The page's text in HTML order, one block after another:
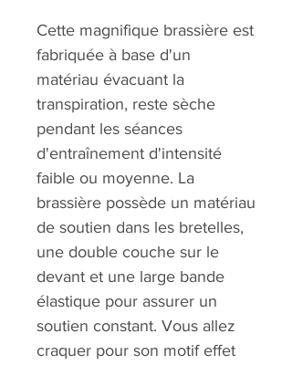
Cette magnifique brassière est
fabriquée à base d'un
matériau évacuant la
transpiration, reste sèche
pendant les séances
d'entraînement d'intensité
faible ou moyenne. La
brassière possède un matériau
de soutien dans les bretelles,
une double couche sur le
devant et une large bande
élastique pour assurer un
soutien constant. Vous allez
craquer pour son motif effet